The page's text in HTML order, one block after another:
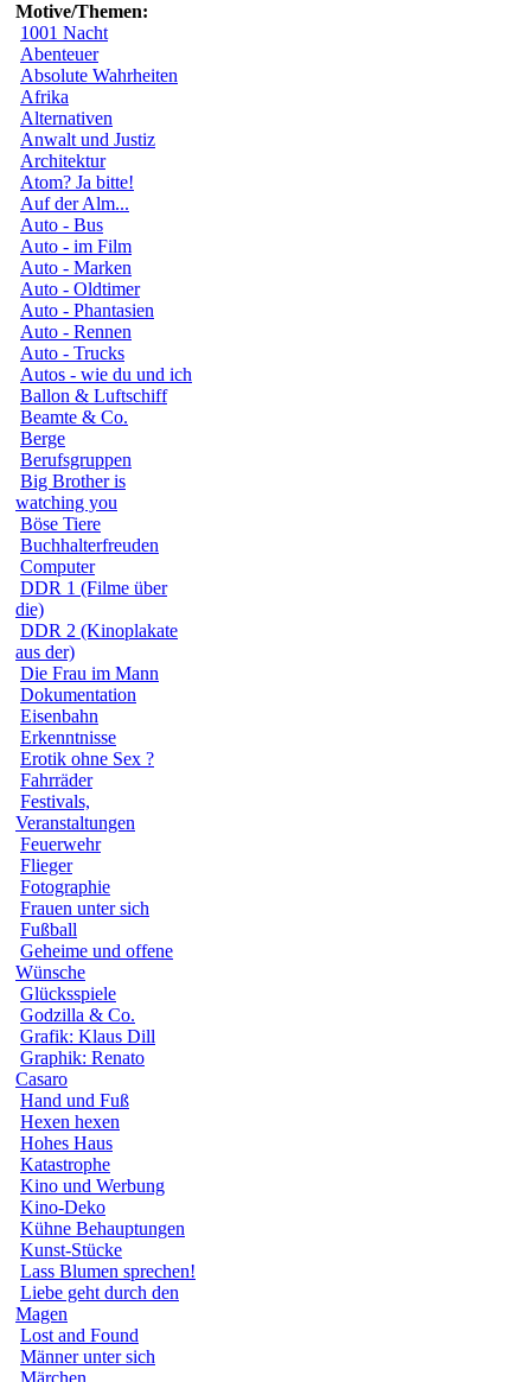
Motive/Themen:
1001 Nacht
Abenteuer
Absolute Wahrheiten
Afrika
Alternativen
Anwalt und Justiz
Architektur
Atom? Ja bitte!
Auf der Alm...
Auto - Bus
Auto - im Film
Auto - Marken
Auto - Oldtimer
Auto - Phantasien
Auto - Rennen
Auto - Trucks
Autos - wie du und ich
Ballon & Luftschiff
Beamte & Co.
Berge
Berufsgruppen
Big Brother is
watching you
Böse Tiere
Buchhalterfreuden
Computer
DDR 1 (Filme über
die)
DDR 2 (Kinoplakate
aus der)
Die Frau im Mann
Dokumentation
Eisenbahn
Erkenntnisse
Erotik ohne Sex ?
Fahrräder
Festivals,
Veranstaltungen
Feuerwehr
Flieger
Fotographie
Frauen unter sich
Fußball
Geheime und offene
Wünsche
Glücksspiele
Godzilla & Co.
Grafik: Klaus Dill
Graphik: Renato
Casaro
Hand und Fuß
Hexen hexen
Hohes Haus
Katastrophe
Kino und Werbung
Kino-Deko
Kühne Behauptungen
Kunst-Stücke
Lass Blumen sprechen!
Liebe geht durch den
Magen
Lost and Found
Männer unter sich
Märchen